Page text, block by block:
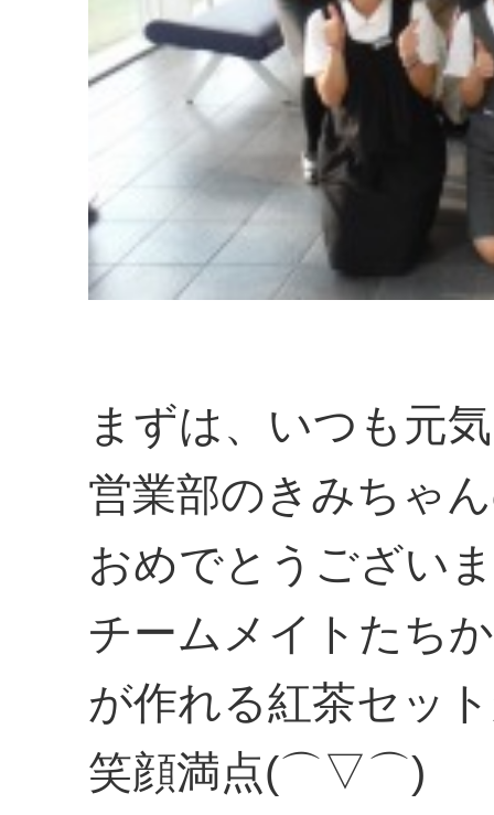
まずは、いつも元
営業部のきみちゃ
おめでとうござ
チームメイトたち
が作れる紅茶セッ
笑顔満点(⌒▽⌒)